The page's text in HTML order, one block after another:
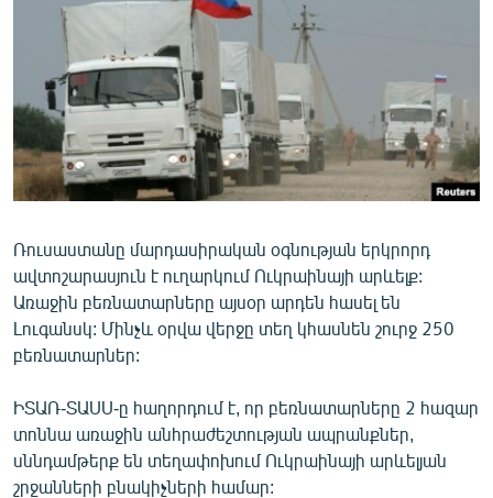
ՄԻՋԱԶԳԱՅԻՆ
ՄՇԱԿՈՒՅԹ
ՍՊՈՐՏ
ՄԵԿՆԱԲԱՆՈՒԹՅՈՒՆ
ՏՏ ԵՒ ԻՆՏԵՐՆԵՏ
ԱՐԽԻՎ
ՏԵՍԱՆՅՈՒԹԵՐ
ԲԱՆԱՎԵՃ
ՁԳՏԵԼՈՎ ԼԱՎԱԳՈՒՅՆԻՆ
ՓՈԴՔԱՍԹ
Հայերեն
Ռուսաստանը մարդասիրական օգնության երկրորդ
ավտոշարասյուն է ուղարկում Ուկրաինայի արևելք:
Առաջին բեռնատարները այսօր արդեն հասել են
Լուգանսկ: Մինչև օրվա վերջը տեղ կհասնեն շուրջ 250
բեռնատարներ:
ԻՏԱՌ-ՏԱՍՍ-ը հաղորդում է, որ բեռնատարները 2 հազար
տոննա առաջին անհրաժեշտության ապրանքներ,
սննդամթերք են տեղափոխում Ուկրաինայի արևելյան
շրջանների բնակիչների համար: